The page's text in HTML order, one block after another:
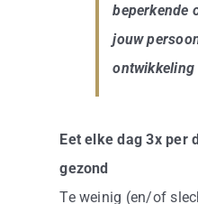
beperkende
jouw
ontwikkeling
Eet elke dag 3x per
gezond
Te weinig (en/of